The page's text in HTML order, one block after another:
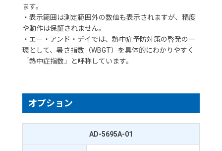
ます。
・表示範囲は測定範囲外の数値も表示されますが、精度
や動作は保証されません。
・エー・アンド・デイでは、熱中症予防対策の啓発の一
環として、暑さ指数（WBGT）を具体的にわかりやすく
「熱中症指数」と呼称しています。
オプション
AD-5695A-01